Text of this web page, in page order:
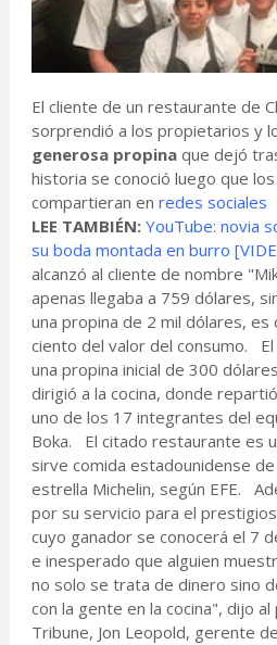
El cliente de un restaurante de
sorprendió a los propietarios y
generosa propinaque dejó
historia se conoció luego que
compartieran en redes sociales
LEE TAMBIÉN: YouTube: novia
su boda montada en burro
alcanzó al cliente de nombre
apenas llegaba a 759 dólares,
una propina de 2 mil dólares,
ciento del valor del consumo.
una propina inicial de 300
dirigió a la cocina, donde
uno de los 17 integrantes del
Boka. El citado restaurante es
sirve comida estadounidense
estrella Michelin, según EFE.
por su servicio para el
cuyo ganador se conocerá el 7
e inesperado que alguien
no solo se trata de dinero sino
con la gente en la cocina", dijo al
Tribune, Jon Leopold, gerente